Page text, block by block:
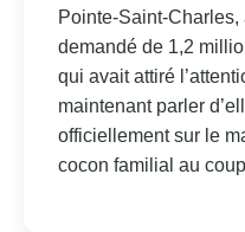
Pointe-Saint-
demandé de 1,2
qui avait attiré
maintenant parler
officiellement sur le
cocon familial au